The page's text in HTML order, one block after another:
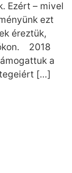
Ezért – mivel
ezt
éreztük,
2018
a
[…]